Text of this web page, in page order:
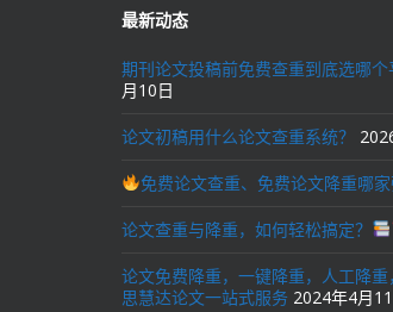
最新动态
期刊论文投稿前免费查重到底选哪个
月10日
论文初稿用什么论文查重系统？
免费论文查重、免费论文降重哪家
论文查重与降重，如何轻松搞定？
论文免费降重，一键降重，人工降
思慧达论文一站式服务 2024年4月